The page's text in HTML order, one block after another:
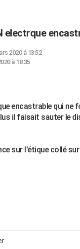
electrque
2020 à 13:52
à 18:35
encastrable qui ne
il faisait sauter le
sur l'étique collé